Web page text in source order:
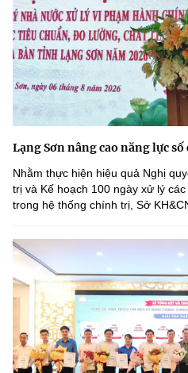
Lạng Sơn nâng cao năng lực số
Nhằm thực hiện hiệu quả Nghị
trị và Kế hoạch 100 ngày xử lý
trong hệ thống chính trị, Sở